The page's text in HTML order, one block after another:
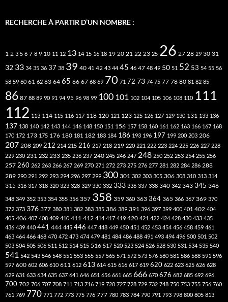
RECHERCHE À PARTIR D’UN NOMBRE :
1 2 3 5 6 7 8 9 10 11 12 13 14 15 16 18 19 20 21 22 23 25 26 27 28 29 30 31
32 33 34 35 36 37 38 39 40 41 42 43 44 45 46 47 48 49 50 51 52 53 54 55 56
58 59 60 61 62 63 64 65 66 67 68 69 70 71 72 73 74 75 77 78 80 81 82 85
86 87 88 89 90 91 94 95 96 98 99 100 101 102 104 105 106 108 110 111
112 113 114 115 116 117 118 120 121 123 125 126 127 129 130 131 133 136
137 138 140 142 143 144 146 148 150 151 156 157 158 160 161 162 163 166 167 168
170 172 173 175 176 180 181 182 183 184 186 193 196 197 199 200 203 206
207 208 209 212 214 215 216 217 218 219 220 221 222 223 224 225 226 227 228
229 230 231 232 233 235 236 237 240 245 246 247 248 250 252 253 254 255 256
257 260 262 263 266 267 269 270 271 272 273 275 276 277 281 282 284 286 288
289 290 291 292 293 294 296 297 299 300 301 302 303 305 306 308 310 313 314
315 316 317 318 320 323 328 329 330 332 333 336 337 338 340 342 343 345 346
348 349 352 353 354 355 356 357 358 359 360 363 364 365 366 367 369 370
372 373 376 377 380 381 382 383 385 386 389 391 396 397 399 400 401 402 404
405 406 407 408 409 410 411 412 414 417 419 420 421 422 424 428 430 433 435
436 439 440 441 444 445 446 447 448 449 450 451 452 453 454 456 458 459 461
463 464 466 468 470 472 473 474 479 481 484 486 488 491 493 494 496 500 501 502
503 504 505 506 511 512 514 515 516 517 520 523 524 526 528 530 531 534 535 540
541 542 543 546 548 551 553 555 557 565 571 572 573 576 580 581 586 588 591 596
597 600 602 606 610 611 612 613 614 615 616 617 619 620 622 623 625 626 628
629 631 633 634 635 637 641 646 651 656 661 665 666 670 676 682 685 692 696
700 702 706 707 708 711 713 716 719 720 727 728 729 732 748 750 753 755 756 760
761 769 770 771 772 773 775 776 777 780 783 784 790 791 793 798 800 805 813